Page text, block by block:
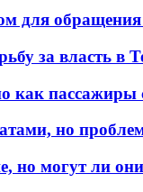
для
за власть в
как пассажиры
но
могут ли они